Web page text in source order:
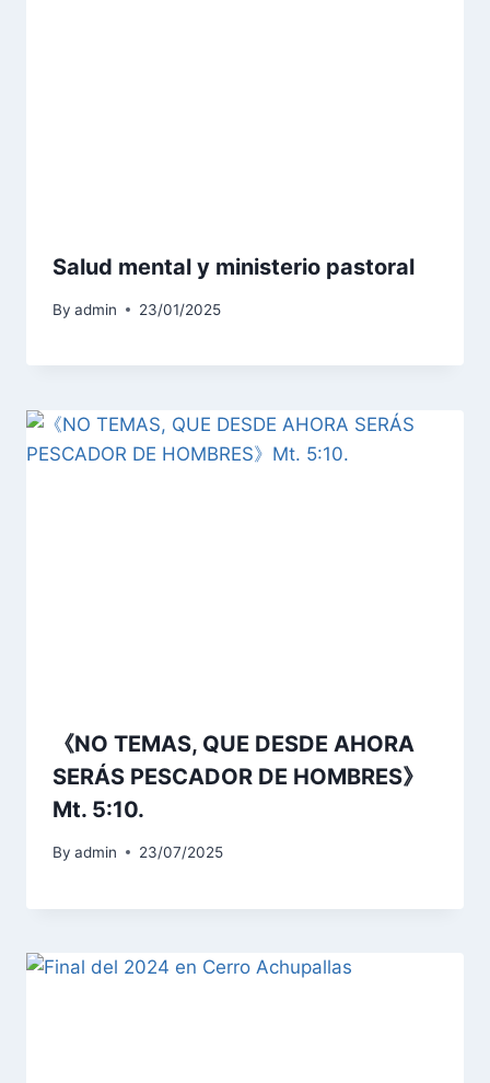
Salud mental y ministerio pastoral
By admin 23/01/2025
《NO TEMAS, QUE DESDE AHORA
SERÁS PESCADOR DE HOMBRES》
Mt. 5:10.
By admin 23/07/2025